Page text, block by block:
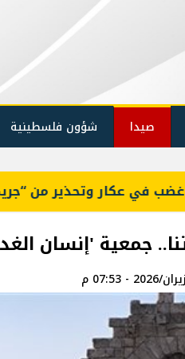
صيدا شؤون فلسطينية
هل "تنفجر"
جمعية 'إنسان